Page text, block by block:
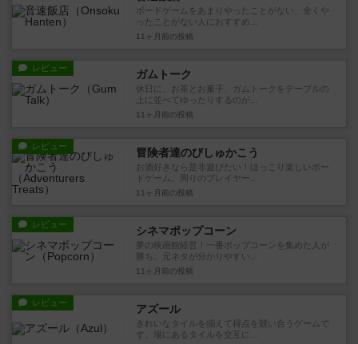
ボードゲームをあまりやったことがない、全くや
ったことがない人におすすめ...
11ヶ月前 の投稿
レビュー ガムトーク
休日に、お茶とお菓子、ガムトークをテーブルの
上に並べてゆったりするのが...
11ヶ月前 の投稿
レビュー 冒険者達のびしゅかこう
お酒好きなら是非遊びたい！ほっこり楽しいボー
ドゲーム。周りのプレイヤー...
11ヶ月前 の投稿
レビュー シネマポップコーン
夢の映画館経営！一番ポップコーンを集めた人が
勝ち。元ネタが分かりやすい...
11ヶ月前 の投稿
レビュー アズール
きれいなタイルを揃えて得点を競い合うゲームで
す。場にあるタイルを交互に...